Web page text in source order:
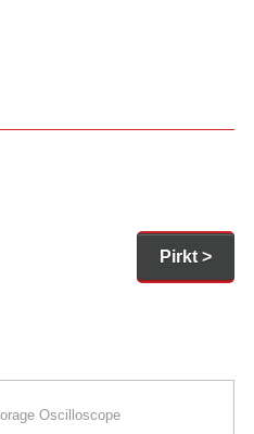
Pirkt >
Oscilloscope